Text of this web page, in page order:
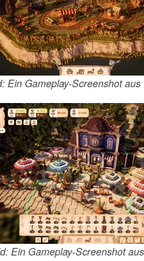
Ein Gameplay-Screenshot aus
Ein Gameplay-Screenshot